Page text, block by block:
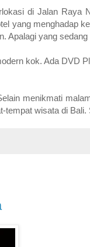
di Jalan Raya
yang menghadap
Apalagi yang sedang
kok. Ada DVD
menikmati
wisata di Bali.